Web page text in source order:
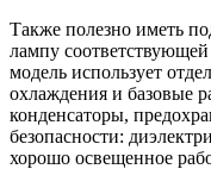
Также полезно иметь
лампу
модель использует
охлаждения и базовые
конденсаторы,
безопасности:
хорошо освещенное